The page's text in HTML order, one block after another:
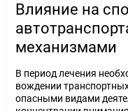
Влияние на
механизмами
В период лечения
вождении
опасными видами